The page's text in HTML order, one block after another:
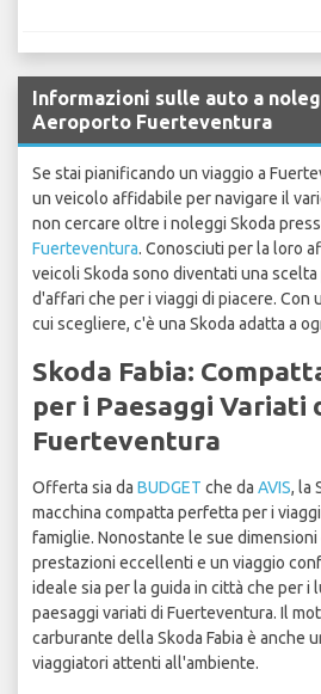
Informazioni sulle auto a
Aeroporto Fuerteventura
Se stai pianificando un viaggio a
un veicolo affidabile per navigare il
non cercare oltre i noleggi Skoda
Fuerteventura. Conosciuti per la loro
veicoli Skoda sono diventati una
d'affari che per i viaggi di piacere. Con
cui scegliere, c'è una Skoda adatta a
Skoda Fabia:
per i Paesaggi Variati
Fuerteventura
Offerta sia da BUDGET che da AVIS, la
macchina compatta perfetta per i
famiglie. Nonostante le sue
prestazioni eccellenti e un viaggio
ideale sia per la guida in città che per i
paesaggi variati di Fuerteventura. Il
carburante della Skoda Fabia è anche
viaggiatori attenti all'ambiente.